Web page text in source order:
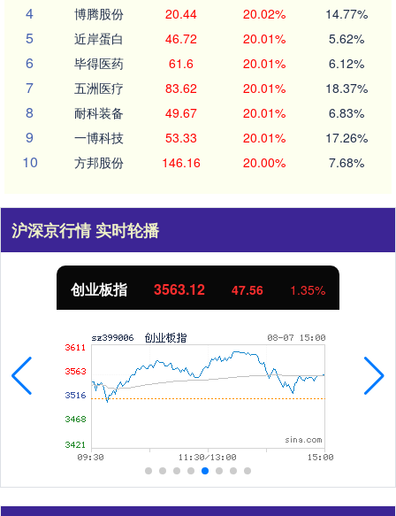
4 博腾股份 20.44 20.02% 14.77%
5 近岸蛋白 46.72 20.01% 5.62%
6 毕得医药 61.6 20.01% 6.12%
7 五洲医疗 83.62 20.01% 18.37%
8 耐科装备 49.67 20.01% 6.83%
9 一博科技 53.33 20.01% 17.26%
10 方邦股份 146.16 20.00% 7.68%
沪深京行情 实时轮播
创业板指 3563.12 47.56 1.35%